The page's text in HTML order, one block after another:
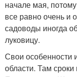
начале мая,
все равно очень и
садоводы иногда
луковицу.
Свои особенности
области. Там